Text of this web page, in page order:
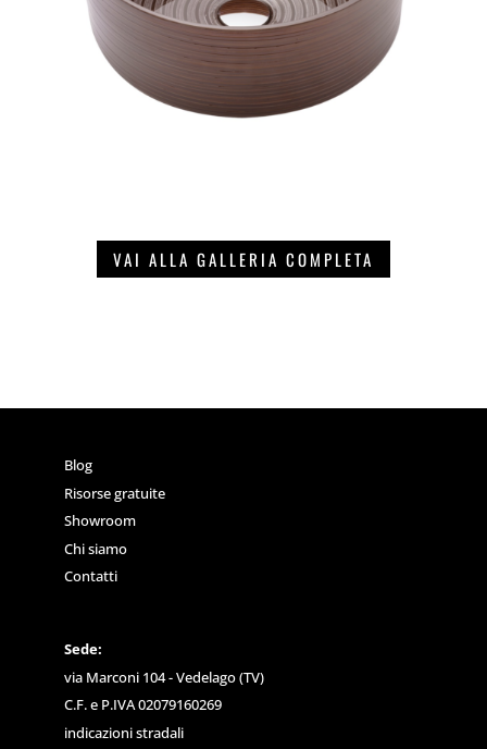
VAI ALLA GALLERIA COMPLETA
Blog
Risorse gratuite
Showroom
Chi siamo
Contatti
Sede:
via Marconi 104 - Vedelago (TV)
C.F. e P.IVA 02079160269
indicazioni stradali